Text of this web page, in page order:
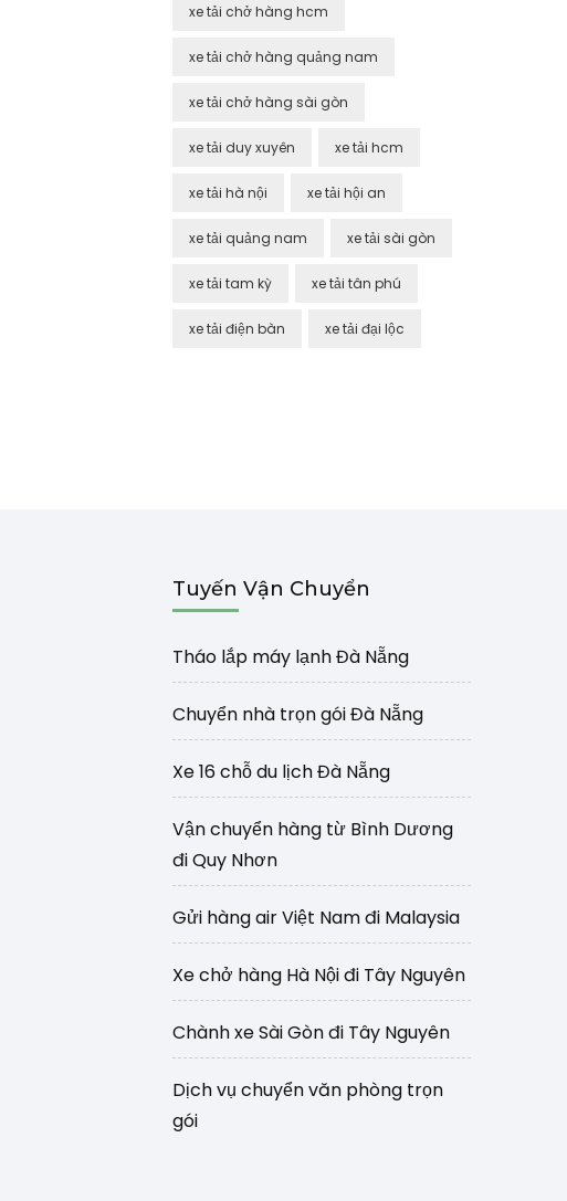
xe tải chở hàng hcm
xe tải chở hàng quảng nam
xe tải chở hàng sài gòn
xe tải duy xuyên xe tải hcm
xe tải hà nội xe tải hội an
xe tải quảng nam xe tải sài gòn
xe tải tam kỳ xe tải tân phú
xe tải điện bàn xe tải đại lộc
Tuyến Vận Chuyển
Tháo lắp máy lạnh Đà Nẵng
Chuyển nhà trọn gói Đà Nẵng
Xe 16 chỗ du lịch Đà Nẵng
Vận chuyển hàng từ Bình Dương
đi Quy Nhơn
Gửi hàng air Việt Nam đi Malaysia
Xe chở hàng Hà Nội đi Tây Nguyên
Chành xe Sài Gòn đi Tây Nguyên
Dịch vụ chuyển văn phòng trọn
gói